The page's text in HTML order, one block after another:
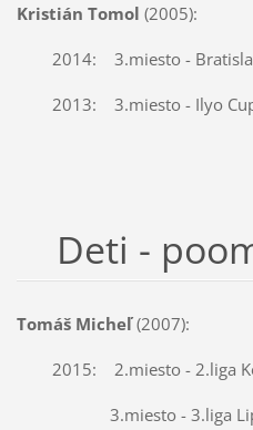
Kristián Tomol (2005):
2014: 3.miesto -
2013: 3.miesto - Ilyo
Deti -
Tomáš Micheľ(2007):
2015: 2.miesto - 2.liga
3.miesto - 3.liga